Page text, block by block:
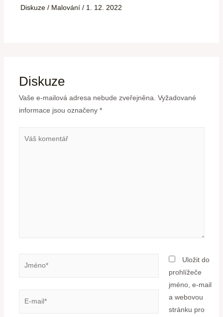
Diskuze / Malování / 1. 12. 2022
Diskuze
Vaše e-mailová adresa nebude zveřejněna. Vyžadované
informace jsou označeny *
Uložit do
prohlížeče
jméno, e-mail
a webovou
stránku pro